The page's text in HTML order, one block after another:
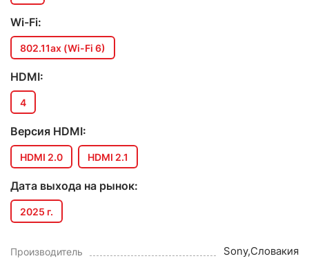
Wi-Fi:
802.11ax (Wi-Fi 6)
HDMI:
4
Версия HDMI:
HDMI 2.0 HDMI 2.1
Дата выхода на рынок:
2025 г.
Производитель Sony,Словакия